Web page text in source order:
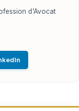
d'Avocat